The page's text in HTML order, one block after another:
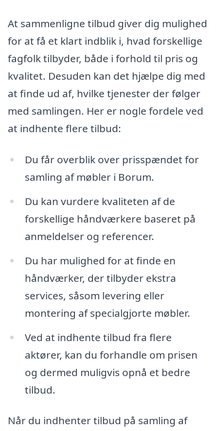
At sammenligne tilbud giver dig mulighed
for at få et klart indblik i, hvad forskellige
fagfolk tilbyder, både i forhold til pris og
kvalitet. Desuden kan det hjælpe dig med
at finde ud af, hvilke tjenester der følger
med samlingen. Her er nogle fordele ved
at indhente flere tilbud:
Du får overblik over prisspændet for
samling af møbler i Borum.
Du kan vurdere kvaliteten af de
forskellige håndværkere baseret på
anmeldelser og referencer.
Du har mulighed for at finde en
håndværker, der tilbyder ekstra
services, såsom levering eller
montering af specialgjorte møbler.
Ved at indhente tilbud fra flere
aktører, kan du forhandle om prisen
og dermed muligvis opnå et bedre
tilbud.
Når du indhenter tilbud på samling af